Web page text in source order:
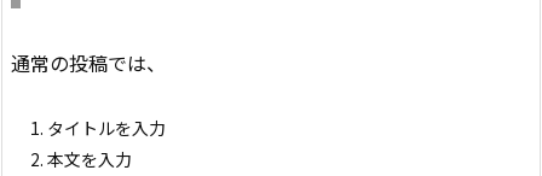
通常の投稿では、
タイトルを入力
本文を入力